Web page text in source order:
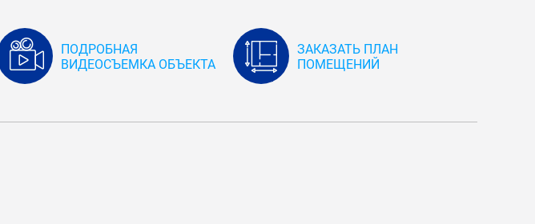
ПОДРОБНАЯ
ВИДЕОСЪЕМКА ОБЪЕКТА
ЗАКАЗАТЬ ПЛАН
ПОМЕЩЕНИЙ